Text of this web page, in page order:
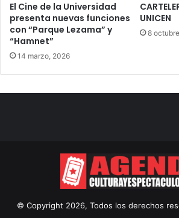
El Cine de la Universidad
presenta nuevas funciones
con “Parque Lezama” y
“Hamnet”
14 marzo, 2026
UNICEN
8
© Copyright 2026, Todos los derechos